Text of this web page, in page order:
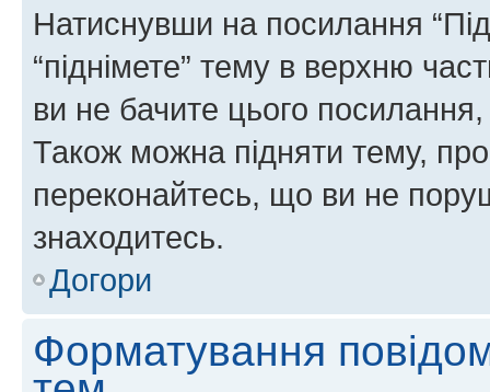
Натиснувши на посилання
“піднімете” тему в верхню
ви не бачите цього
Також можна підняти тему,
переконайтесь, що ви не
знаходитесь.
Догори
Форматування